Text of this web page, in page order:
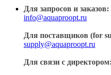
Для запросов и заказов:
info@aquaproopt.ru
Для поставщиков (for
supply@aquaproopt.ru
Для связи с директором: